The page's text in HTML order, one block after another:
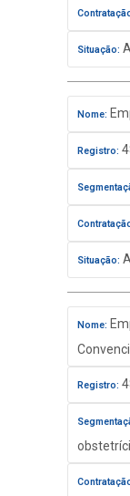
Situação:
Nome:
Registro:
Situação:
Nome:
Registro: